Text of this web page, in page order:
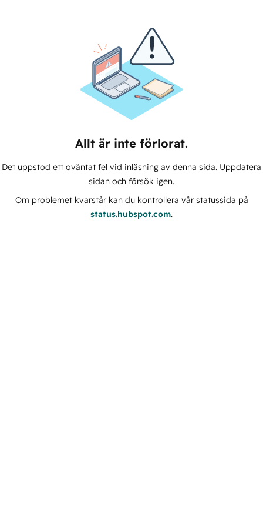
Allt är inte förlorat.
Det uppstod ett oväntat fel vid inläsning av denna sida. Uppdatera
sidan och försök igen.
Om problemet kvarstår kan du kontrollera vår statussida på
status.hubspot.com.